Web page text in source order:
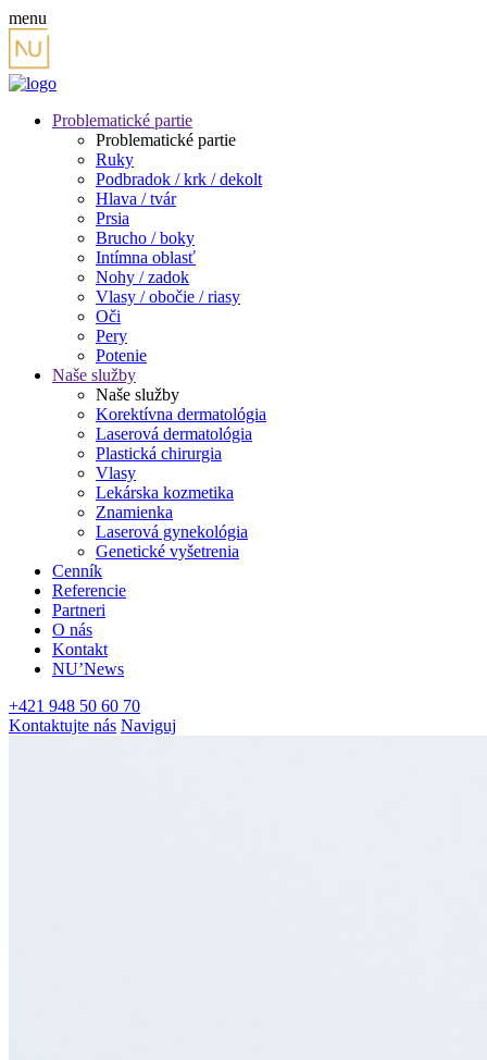
menu
Problematické partie
Problematické partie
Ruky
Podbradok / krk / dekolt
Hlava / tvár
Prsia
Brucho / boky
Intímna oblasť
Nohy / zadok
Vlasy / obočie / riasy
Oči
Pery
Potenie
Naše služby
Naše služby
Korektívna dermatológia
Laserová dermatológia
Plastická chirurgia
Vlasy
Lekárska kozmetika
Znamienka
Laserová gynekológia
Genetické vyšetrenia
Cenník
Referencie
Partneri
O nás
Kontakt
NU’News
+421 948 50 60 70
Kontaktujte nás Naviguj